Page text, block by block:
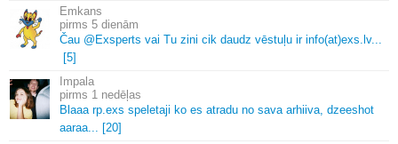
Emkans
5 dienām
Čau @Exsperts vai Tu zini cik daudz vēstuļu ir info(at)exs. lv...
[5]
Impala
1 nedēļas
Blaaa rp.exs speletaji ko es atradu no sava arhiiva, dzeeshot
aaraa... [20]